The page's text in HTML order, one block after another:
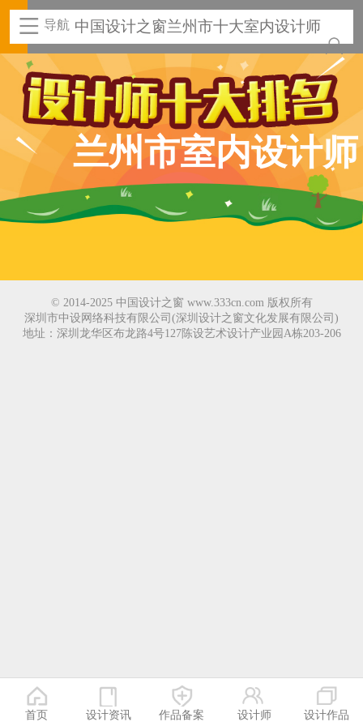
导航 中国设计之窗兰州市十大室内设计师
兰州市室内设计师
© 2014-2025 中国设计之窗 www.333cn.com 版权所有
深圳市中设网络科技有限公司(深圳设计之窗文化发展有限公司)
地址：深圳龙华区布龙路4号127陈设艺术设计产业园A栋203-206
首页 设计资讯 作品备案 设计师 设计作品